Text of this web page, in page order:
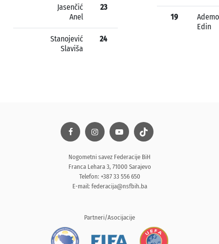
Jasenčić
Anel
23
Stanojević
Slaviša
24
19
Edin
Nogometni savez Federacije BiH
Franca Lehara 3, 71000 Sarajevo
Telefon: +387 33 556 650
E-mail: federacija@nsfbih.ba
Partneri/Asocijacije